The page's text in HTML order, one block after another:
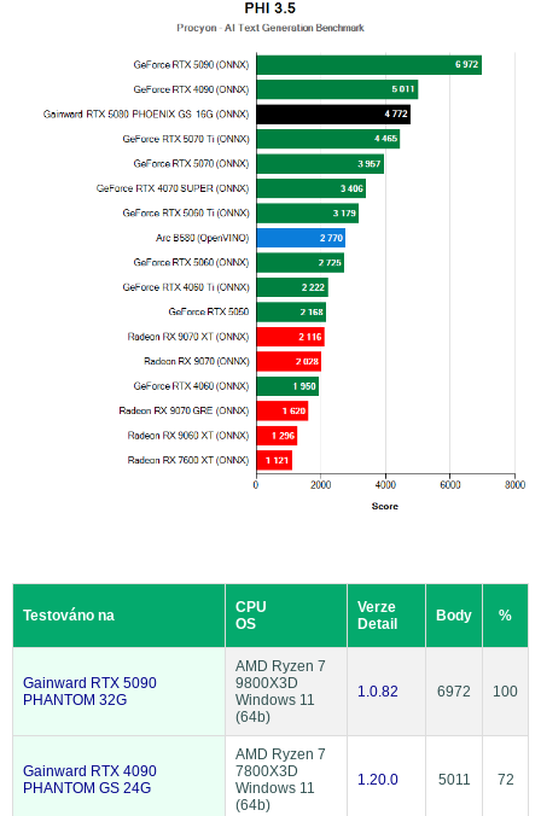
Testováno na
CPU
OS
Verze
Detail
Body %
Gainward RTX 5090
PHANTOM 32G
AMD Ryzen 7
9800X3D
Windows 11
(64b)
1.0.82 6972 100
Gainward RTX 4090
PHANTOM GS 24G
AMD Ryzen 7
7800X3D
Windows 11
(64b)
1.20.0 5011 72